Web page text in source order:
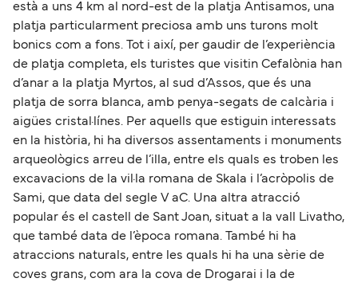
està a uns 4 km al nord-est de la platja Antisamos, una
platja particularment preciosa amb uns turons molt
bonics com a fons. Tot i així, per gaudir de l’experiència
de platja completa, els turistes que visitin Cefalònia han
d’anar a la platja Myrtos, al sud d’Assos, que és una
platja de sorra blanca, amb penya-segats de calcària i
aigües cristal·línes. Per aquells que estiguin interessats
en la història, hi ha diversos assentaments i monuments
arqueològics arreu de l’illa, entre els quals es troben les
excavacions de la vil·la romana de Skala i l’acròpolis de
Sami, que data del segle V aC. Una altra atracció
popular és el castell de Sant Joan, situat a la vall Livatho,
que també data de l’època romana. També hi ha
atraccions naturals, entre les quals hi ha una sèrie de
coves grans, com ara la cova de Drogarai i la de